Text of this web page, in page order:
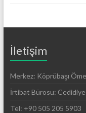
İletişim
Merkez: Köprübaşı
İrtibat Bürosu:
Tel: +90 505 205 5903